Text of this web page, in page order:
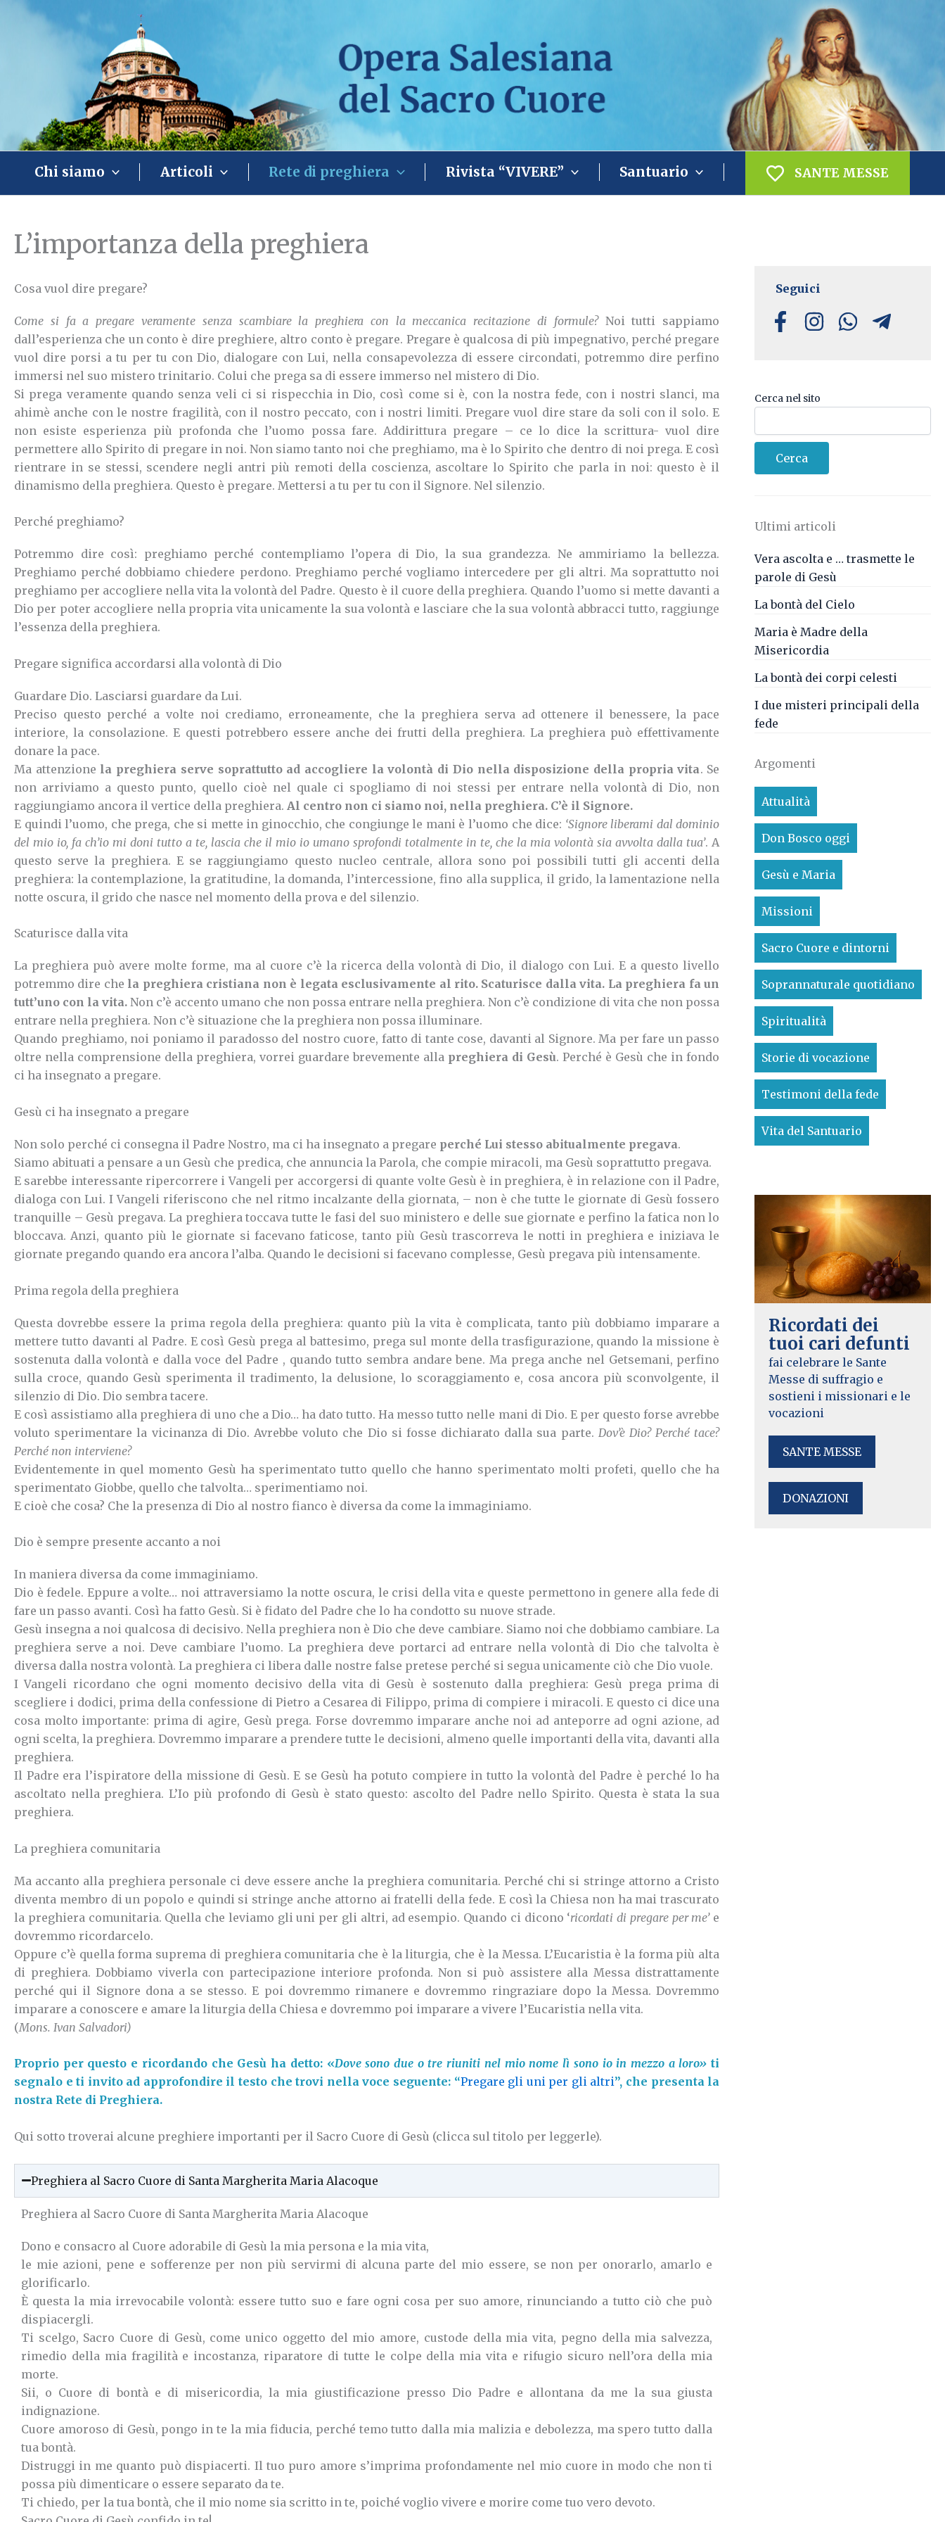
Chi siamo Articoli Rete di preghiera Rivista “VIVERE” Santuario SANTE MESSE
L’importanza della preghiera
Cosa vuol dire pregare?
Come si fa a pregare veramente senza scambiare la preghiera con la meccanica recitazione di formule?Noi tutti sappiamo
dall’esperienza che un conto è dire preghiere, altro conto è pregare. Pregare è qualcosa di più impegnativo, perché pregare
vuol dire porsi a tu per tu con Dio, dialogare con Lui, nella consapevolezza di essere circondati, potremmo dire perfino
immersi nel suo mistero trinitario. Colui che prega sa di essere immerso nel mistero di Dio.
Si prega veramente quando senza veli ci si rispecchia in Dio, così come si è, con la nostra fede, con i nostri slanci, ma
ahimè anche con le nostre fragilità, con il nostro peccato, con i nostri limiti. Pregare vuol dire stare da soli con il solo. E
non esiste esperienza più profonda che l’uomo possa fare. Addirittura pregare – ce lo dice la scrittura- vuol dire
permettere allo Spirito di pregare in noi. Non siamo tanto noi che preghiamo, ma è lo Spirito che dentro di noi prega.E così
rientrare in se stessi, scendere negli antri più remoti della coscienza, ascoltare lo Spirito che parla in noi: questo è il
dinamismo della preghiera. Questo è pregare. Mettersi a tu per tu con il Signore. Nel silenzio.
Perché preghiamo?
Potremmo dire così: preghiamo perché contempliamo l’opera di Dio, la sua grandezza. Ne ammiriamo la bellezza.
Preghiamo perché dobbiamo chiedere perdono. Preghiamo perché vogliamo intercedere per gli altri. Ma soprattutto noi
preghiamo per accogliere nella vita la volontà del Padre. Questo è il cuore della preghiera. Quando l’uomo si mette davanti a
Dio per poter accogliere nella propria vita unicamente la sua volontà e lasciare che la sua volontà abbracci tutto, raggiunge
l’essenza della preghiera.
Pregare significa accordarsi alla volontà di Dio
Guardare Dio. Lasciarsi guardare da Lui.
Preciso questo perché a volte noi crediamo, erroneamente, che la preghiera serva ad ottenere il benessere, la pace
interiore, la consolazione. E questi potrebbero essere anche dei frutti della preghiera. La preghiera può effettivamente
donare la pace.
Ma attenzione la preghiera serve soprattutto ad accogliere la volontà di Dio nella disposizione della propria vita. Se
non arriviamo a questo punto, quello cioè nel quale ci spogliamo di noi stessi per entrare nella volontà di Dio, non
raggiungiamo ancora il vertice della preghiera. Al centro non ci siamo noi, nella preghiera. C’è il Signore.
E quindi l’uomo, che prega, che si mette in ginocchio, che congiunge le mani è l’uomo che dice: ‘Signore liberami dal dominio
del mio io, fa ch’io mi doni tutto a te, lascia che il mio io umano sprofondi totalmente in te, che la mia volontà sia avvolta dalla tua’. A
questo serve la preghiera. E se raggiungiamo questo nucleo centrale, allora sono poi possibili tutti gli accenti della
preghiera: la contemplazione, la gratitudine, la domanda, l’intercessione, fino alla supplica, il grido, la lamentazione nella
notte oscura, il grido che nasce nel momento della prova e del silenzio.
Scaturisce dalla vita
La preghiera può avere molte forme, ma al cuore c’è la ricerca della volontà di Dio, il dialogo con Lui. E a questo livello
potremmo dire che la preghiera cristiana non è legata esclusivamente al rito. Scaturisce dalla vita. La preghiera fa un
tutt’uno con la vita.Non c’è accento umano che non possa entrare nella preghiera. Non c’è condizione di vita che non possa
entrare nella preghiera. Non c’è situazione che la preghiera non possa illuminare.
Quando preghiamo, noi poniamo il paradosso del nostro cuore, fatto di tante cose, davanti al Signore. Ma per fare un passo
oltre nella comprensione della preghiera, vorrei guardare brevemente alla preghiera di Gesù. Perché è Gesù che in fondo
ci ha insegnato a pregare.
Gesù ci ha insegnato a pregare
Non solo perché ci consegna il Padre Nostro, ma ci ha insegnato a pregare perché Lui stesso abitualmente pregava.
Siamo abituati a pensare a un Gesù che predica, che annuncia la Parola, che compie miracoli, ma Gesù soprattutto pregava.
E sarebbe interessante ripercorrere i Vangeli per accorgersi di quante volte Gesù è in preghiera, è in relazione con il Padre,
dialoga con Lui.I Vangeli riferiscono che nel ritmo incalzante della giornata, – non è che tutte le giornate di Gesù fossero
tranquille – Gesù pregava. La preghiera toccava tutte le fasi del suo ministero e delle sue giornate e perfino la fatica non lo
bloccava. Anzi, quanto più le giornate si facevano faticose, tanto più Gesù trascorreva le notti in preghiera e iniziava le
giornate pregando quando era ancora l’alba. Quando le decisioni si facevano complesse, Gesù pregava più intensamente.
Prima regola della preghiera
Questa dovrebbe essere la prima regola della preghiera: quanto più la vita è complicata, tanto più dobbiamo imparare a
mettere tutto davanti al Padre. E così Gesù prega al battesimo, prega sul monte della trasfigurazione, quando la missione è
sostenuta dalla volontà e dalla voce del Padre , quando tutto sembra andare bene. Ma prega anche nel Getsemani, perfino
sulla croce, quando Gesù sperimenta il tradimento, la delusione, lo scoraggiamento e, cosa ancora più sconvolgente, il
silenzio di Dio. Dio sembra tacere.
E così assistiamo alla preghiera di uno che a Dio… ha dato tutto. Ha messo tutto nelle mani di Dio. E per questo forse avrebbe
voluto sperimentare la vicinanza di Dio. Avrebbe voluto che Dio si fosse dichiarato dalla sua parte. Dov’è Dio? Perché tace?
Perché non interviene?
Evidentemente in quel momento Gesù ha sperimentato tutto quello che hanno sperimentato molti profeti, quello che ha
sperimentato Giobbe, quello che talvolta… sperimentiamo noi.
E cioè che cosa? Che la presenza di Dio al nostro fianco è diversa da come la immaginiamo.
Dio è sempre presente accanto a noi
In maniera diversa da come immaginiamo.
Dio è fedele. Eppure a volte… noi attraversiamo la notte oscura, le crisi della vita e queste permettono in genere alla fede di
fare un passo avanti. Così ha fatto Gesù. Si è fidato del Padre che lo ha condotto su nuove strade.
Gesù insegna a noi qualcosa di decisivo. Nella preghiera non è Dio che deve cambiare. Siamo noi che dobbiamo cambiare.La
preghiera serve a noi. Deve cambiare l’uomo. La preghiera deve portarci ad entrare nella volontà di Dio che talvolta è
diversa dalla nostra volontà. La preghiera ci libera dalle nostre false pretese perché si segua unicamente ciò che Dio vuole.
I Vangeli ricordano che ogni momento decisivo della vita di Gesù è sostenuto dalla preghiera: Gesù prega prima di
scegliere i dodici, prima della confessione di Pietro a Cesarea di Filippo, prima di compiere i miracoli. E questo ci dice una
cosa molto importante: prima di agire, Gesù prega. Forse dovremmo imparare anche noi ad anteporre ad ogni azione, ad
ogni scelta, la preghiera.Dovremmo imparare a prendere tutte le decisioni, almeno quelle importanti della vita, davanti alla
preghiera.
Il Padre era l’ispiratore della missione di Gesù. E se Gesù ha potuto compiere in tutto la volontà del Padre è perché lo ha
ascoltato nella preghiera. L’Io più profondo di Gesù è stato questo: ascolto del Padre nello Spirito. Questa è stata la sua
preghiera.
La preghiera comunitaria
Ma accanto alla preghiera personale ci deve essere anche la preghiera comunitaria.Perché chi si stringe attorno a Cristo
diventa membro di un popolo e quindi si stringe anche attorno ai fratelli della fede. E così la Chiesa non ha mai trascurato
la preghiera comunitaria. Quella che leviamo gli uni per gli altri, ad esempio. Quando ci dicono ‘ricordati di pregare per me’e
dovremmo ricordarcelo.
Oppure c’è quella forma suprema di preghiera comunitaria che è la liturgia, che è la Messa.L’Eucaristia è la forma più alta
di preghiera.Dobbiamo viverla con partecipazione interiore profonda. Non si può assistere alla Messa distrattamente
perché qui il Signore dona a se stesso.E poi dovremmo rimanere e dovremmo ringraziare dopo la Messa. Dovremmo
imparare a conoscere e amare la liturgia della Chiesa e dovremmo poi imparare a vivere l’Eucaristia nella vita.
(Mons. Ivan Salvadori)
Proprio per questo e ricordando che Gesù ha detto: «Dove sono due o tre riuniti nel mio nome lì sono io in mezzo a loro»ti
segnalo e ti invito ad approfondire il testo che trovi nella voce seguente: “Pregare gli uni per gli altri”, che presenta la
nostra Rete di Preghiera.
Qui sotto troverai alcune preghiere importanti per il Sacro Cuore di Gesù (clicca sul titolo per leggerle).
Preghiera al Sacro Cuore di Santa Margherita Maria Alacoque
Preghiera al Sacro Cuore di Santa Margherita Maria Alacoque
Dono e consacro al Cuore adorabile di Gesù la mia persona e la mia vita,
le mie azioni, pene e sofferenze per non più servirmi di alcuna parte del mio essere, se non per onorarlo, amarlo e
glorificarlo.
È questa la mia irrevocabile volontà: essere tutto suo e fare ogni cosa per suo amore, rinunciando a tutto ciò che può
dispiacergli.
Ti scelgo, Sacro Cuore di Gesù, come unico oggetto del mio amore, custode della mia vita, pegno della mia salvezza,
rimedio della mia fragilità e incostanza, riparatore di tutte le colpe della mia vita e rifugio sicuro nell’ora della mia
morte.
Sii, o Cuore di bontà e di misericordia, la mia giustificazione presso Dio Padre e allontana da me la sua giusta
indignazione.
Cuore amoroso di Gesù, pongo in te la mia fiducia, perché temo tutto dalla mia malizia e debolezza, ma spero tutto dalla
tua bontà.
Distruggi in me quanto può dispiacerti. Il tuo puro amore s’imprima profondamente nel mio cuore in modo che non ti
possa più dimenticare o essere separato da te.
Ti chiedo, per la tua bontà, che il mio nome sia scritto in te, poiché voglio vivere e morire come tuo vero devoto.
Seguici
Cerca nel sito
Cerca
Ultimi articoli
Vera ascolta e … trasmette le
parole di Gesù
La bontà del Cielo
Maria è Madre della
Misericordia
La bontà dei corpi celesti
I due misteri principali della
fede
Argomenti
Attualità
Don Bosco oggi
Gesù e Maria
Missioni
Sacro Cuore e dintorni
Soprannaturale quotidiano
Spiritualità
Storie di vocazione
Testimoni della fede
Vita del Santuario
Ricordati dei
tuoi cari defunti
fai celebrare le Sante
Messe di suffragio e
sostieni i missionari e le
vocazioni
SANTE MESSE
DONAZIONI